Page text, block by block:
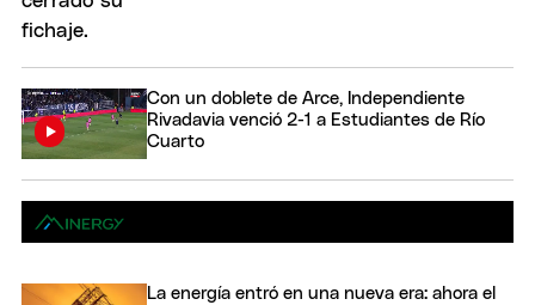
Con un doblete de Arce, Independiente
Rivadavia venció 2-1 a Estudiantes de Río
Cuarto
La energía entró en una nueva era: ahora el